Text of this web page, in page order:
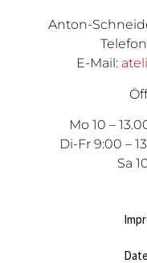
Anton-
E-Mail:
Mo 10 –
Di-Fr 9:00 –
Sa